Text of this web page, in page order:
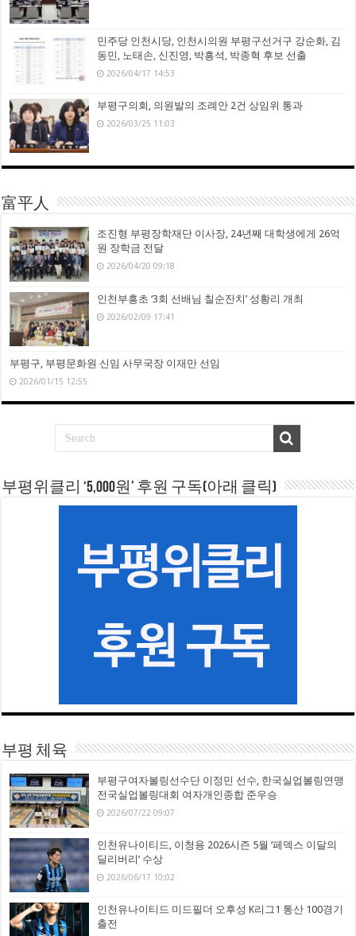
민주당 인천시당, 인천시의원 부평구선거구 강순화, 김
동민, 노태손, 신진영, 박흥석, 박종혁 후보 선출
2026/04/17 14:53
부평구의회, 의원발의 조례안 2건 상임위 통과
2026/03/25 11:03
富平人
조진형 부평장학재단 이사장, 24년째 대학생에게 26억
원 장학금 전달
2026/04/20 09:18
인천부흥초 ‘3회 선배님 칠순잔치’ 성황리 개최
2026/02/09 17:41
부평구, 부평문화원 신임 사무국장 이재만 선임
2026/01/15 12:55
부평위클리 ‘5,000원’ 후원 구독(아래 클릭)
부평 체육
부평구여자볼링선수단 이정민 선수, 한국실업볼링연맹
전국실업볼링대회 여자개인종합 준우승
2026/07/22 09:07
인천유나이티드, 이청용 2026시즌 5월 ‘페덱스 이달의
딜리버리’ 수상
2026/06/17 10:02
인천유나이티드 미드필더 오후성 K리그1 통산 100경기
출전